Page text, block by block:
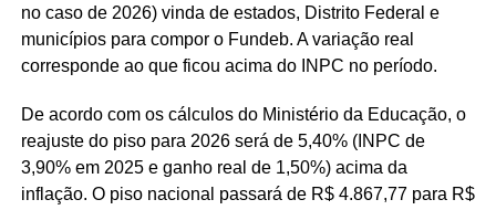
no caso de 2026) vinda de estados, Distrito Federal e
municípios para compor o Fundeb. A variação real
corresponde ao que ficou acima do INPC no período.
De acordo com os cálculos do Ministério da Educação, o
reajuste do piso para 2026 será de 5,40% (INPC de
3,90% em 2025 e ganho real de 1,50%) acima da
inflação. O piso nacional passará de R$ 4.867,77 para R$